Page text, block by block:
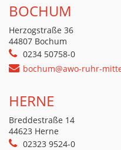
BOCHUM
Herzogstraße 36
44807 Bochum
0234 50758-0
bochum@awo-ruhr-
HERNE
Breddestraße 14
44623 Herne
02323 9524-0